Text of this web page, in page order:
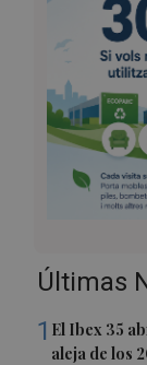
Últimas
1 El Ibex 35
aleja de los